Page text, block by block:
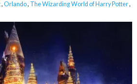
, Orlando, The Wizarding World of Harry Potter,